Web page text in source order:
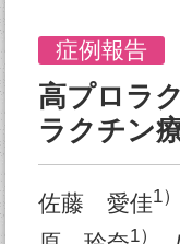
症例報告
高プロラ
ラクチン
佐藤 愛佳1）
1）